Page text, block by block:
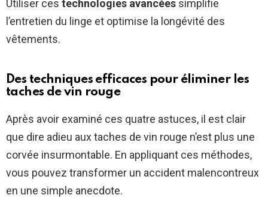
Utiliser ces technologies avancées simplifie
l’entretien du linge et optimise la longévité des
vêtements.
Des techniques efficaces pour éliminer les
taches de vin rouge
Après avoir examiné ces quatre astuces, il est clair
que dire adieu aux taches de vin rouge n’est plus une
corvée insurmontable. En appliquant ces méthodes,
vous pouvez transformer un accident malencontreux
en une simple anecdote.